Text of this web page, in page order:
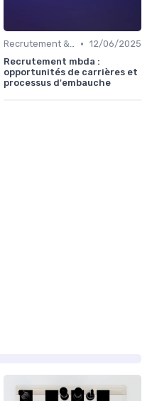
Recrutement & acquisition de talents • 12/06/2025
Recrutement mbda :
opportunités de carrières et
processus d'embauche